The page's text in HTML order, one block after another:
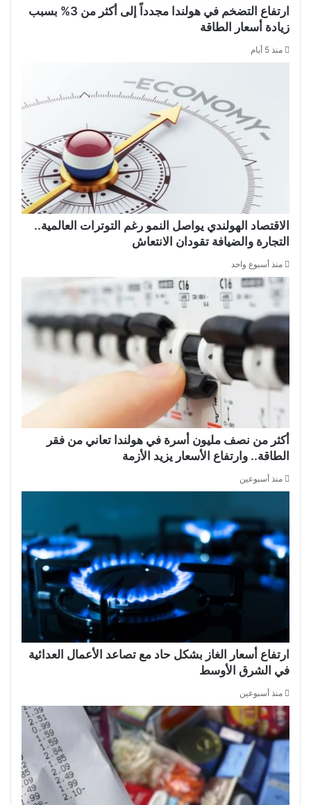
ارتفاع التضخم في هولندا مجدداً إلى أكثر من 3% بسبب
زيادة أسعار الطاقة
منذ 5 أيام
الاقتصاد الهولندي يواصل النمو رغم التوترات العالمية..
التجارة والضيافة تقودان الانتعاش
منذ أسبوع واحد
أكثر من نصف مليون أسرة في هولندا تعاني من فقر
الطاقة.. وارتفاع الأسعار يزيد الأزمة
منذ أسبوعين
ارتفاع أسعار الغاز بشكل حاد مع تصاعد الأعمال العدائية
في الشرق الأوسط
منذ أسبوعين